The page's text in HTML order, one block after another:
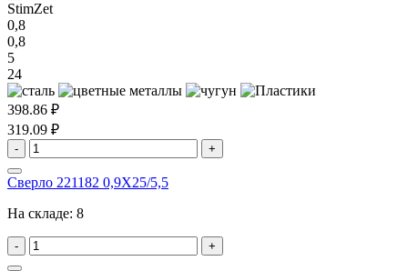
StimZet
0,8
0,8
5
24
398.86 ₽
319.09 ₽
- +
Сверло 221182 0,9X25/5,5
На складе: 8
- +